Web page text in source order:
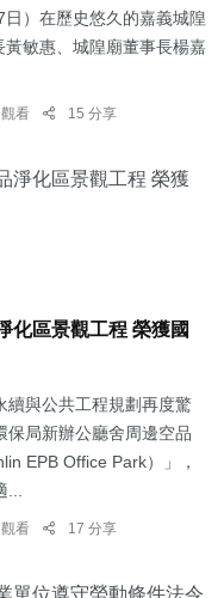
）在歷史悠久的嘉義城隍
敏惠、城隍廟董事長楊嘉
看 15 分享
化區景觀工程 榮獲國
續與公共工程規劃再度驚
保局新辦公廳舍周邊空品
EPB Office Park）」，
看 17 分享